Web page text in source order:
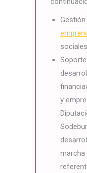
y
marcha